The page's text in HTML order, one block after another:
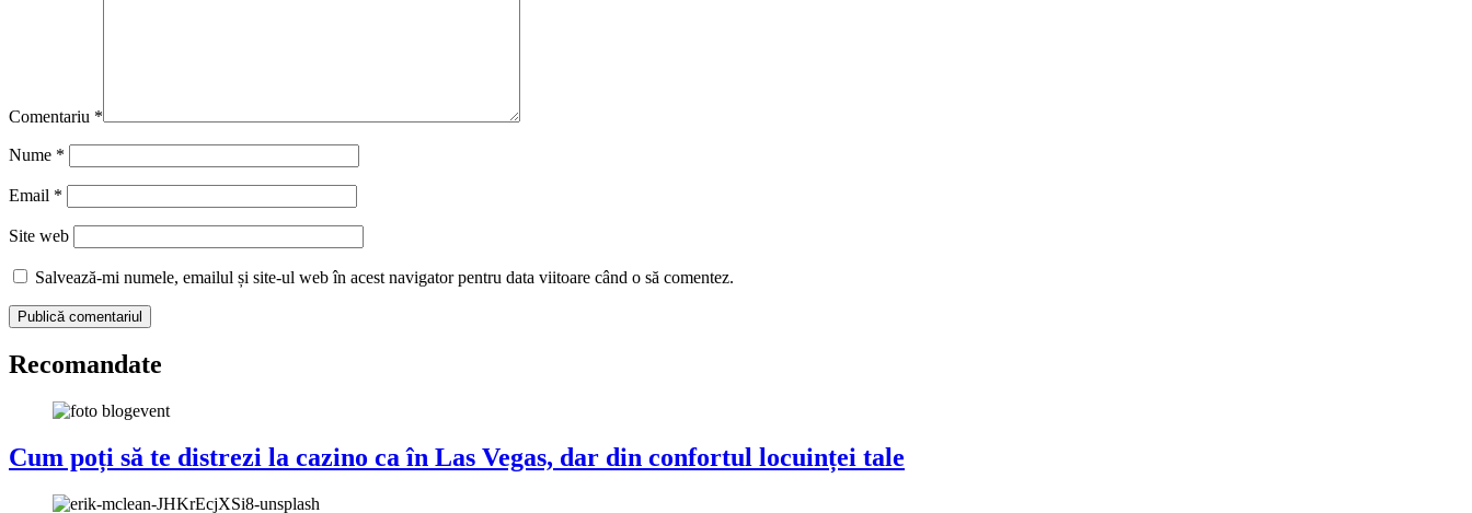
Comentariu *
Nume *
Email *
Site web
Salvează-mi numele, emailul și site-ul web în acest navigator pentru data viitoare când o să comentez.
Recomandate
Cum poți să te distrezi la cazino ca în Las Vegas, dar din confortul locuinței tale